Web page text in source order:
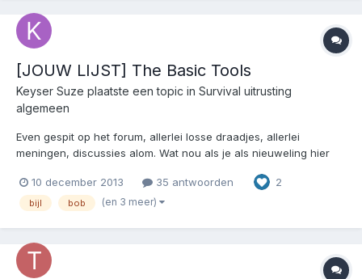
[JOUW LIJST] The Basic Tools
Keyser Suze plaatste een topic in Survival uitrusting
algemeen
Even gespit op het forum, allerlei losse draadjes, allerlei
meningen, discussies alom. Wat nou als je als nieuweling hier
tevreden over is? Graag wil ik dit draadje SCHOONHOUDEN dus
GEEN DISCUSSIES over waarom iemand in jouw ogen een
10 december 2013 35 antwoorden 2
bijl bob (en 3 meer)